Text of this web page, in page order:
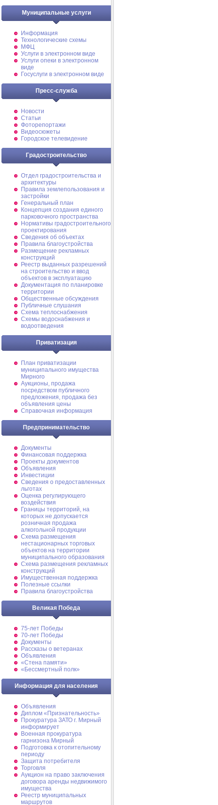
Муниципальные услуги
Информация
Технологические схемы
МФЦ
Услуги в электронном виде
Услуги опеки в электронном
виде
Госуслуги в электронном виде
Пресс-служба
Новости
Статьи
Фоторепортажи
Видеосюжеты
Городское телевидение
Градостроительство
Отдел градостроительства и
архитектуры
Правила землепользования и
застройки
Генеральный план
Концепция создания единого
парковочного пространства
Нормативы градостроительного
проектирования
Сведения об объектах
Правила благоустройства
Размещение рекламных
конструкций
Реестр выданных разрешений
на строительство и ввод
объектов в эксплуатацию
Документация по планировке
территории
Общественные обсуждения
Публичные слушания
Схема теплоснабжения
Схемы водоснабжения и
водоотведения
Приватизация
План приватизации
муниципального имущества
Мирного
Аукционы, продажа
посредством публичного
предложения, продажа без
объявления цены
Справочная информация
Предпринимательство
Документы
Финансовая поддержка
Проекты документов
Объявления
Инвестиции
Сведения о предоставленных
льготах
Оценка регулирующего
воздействия
Границы территорий, на
которых не допускается
розничная продажа
алкогольной продукции
Схема размещения
нестационарных торговых
объектов на территории
муниципального образования
Схема размещения рекламных
конструкций
Имущественная поддержка
Полезные ссылки
Правила благоустройства
Великая Победа
75-лет Победы
70-лет Победы
Документы
Рассказы о ветеранах
Объявления
«Стена памяти»
«Бессмертный полк»
Информация для населения
Объявления
Диплом «Признательность»
Прокуратура ЗАТО г. Мирный
информирует
Военная прокуратура
гарнизона Мирный
Подготовка к отопительному
периоду
Защита потребителя
Торговля
Аукцион на право заключения
договора аренды недвижимого
имущества
Реестр муниципальных
маршрутов